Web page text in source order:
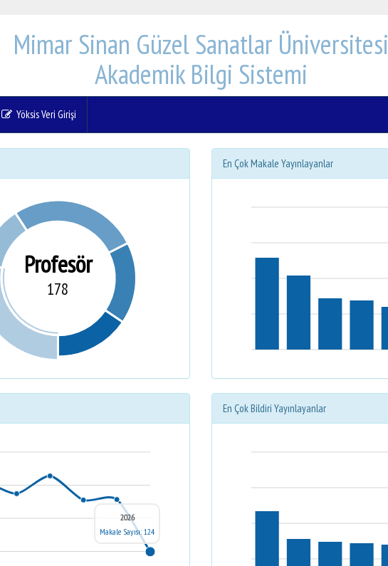
Mimar Sinan Güzel Sanatlar Üniversitesi
Akademik Bilgi Sistemi
Yöksis Veri Girişi
Profesör
178
En Çok Makale Yayınlayanlar
2026
Makale Sayısı: 124
En Çok Bildiri Yayınlayanlar